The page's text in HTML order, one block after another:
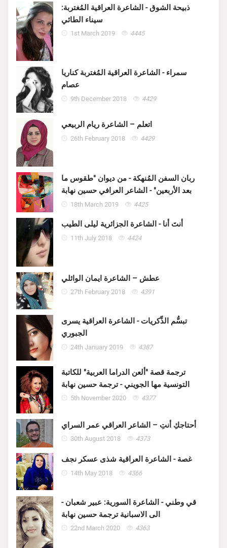
ذبيحة الشوق - الشاعرة العراقية المُغتربة:
سيناء الطائي
1st March 2019 4445
سمراء - الشاعرة العراقية المُغتربة كناريا
عصام
9th December 2018 4429
اتعلم – الشاعرة ريام الربيعي
26th February 2018 4429
ربان السفن المُنهكة - من ديوان "طقوس ما
بعد الأربعين" - الشاعر العرافي حسين نهابة
18th March 2019 4425
أنتَ أنا - الشاعرة الجزائرية ليلى الطيب
11th July 2018 4424
عطش – الشاعرة ايمان الوائلي
27th February 2018 4391
تبسُّم الذِّكريات - الشاعرة العراقية يسرى
الجبوري
24th January 2019 4387
ترجمة قصة "ألعن الدراما العربية" للكاتبة
التونسية مها الجويني - ترجمة حسين نهابة
5th November 2020 4377
أحتاجكِ أنتِ – الشاعر العراقي عمر السراي
30th August 2018 4373
غصة - الشاعرة العراقية شذى عسكر نجف
14th May 2018 4366
قي وطني - الشاعرة السورية: عبير شعبان -
الى الاسبانية ترجمة حسين نهابة
22nd March 2020 4363